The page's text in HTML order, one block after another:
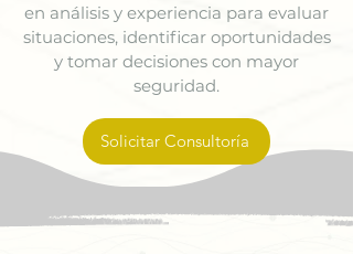
en análisis y experiencia para evaluar
situaciones, identificar oportunidades
y tomar decisiones con mayor
seguridad.
Solicitar Consultoría